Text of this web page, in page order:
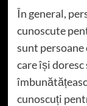
În general,
cunoscute
sunt
care își
cunoscuți